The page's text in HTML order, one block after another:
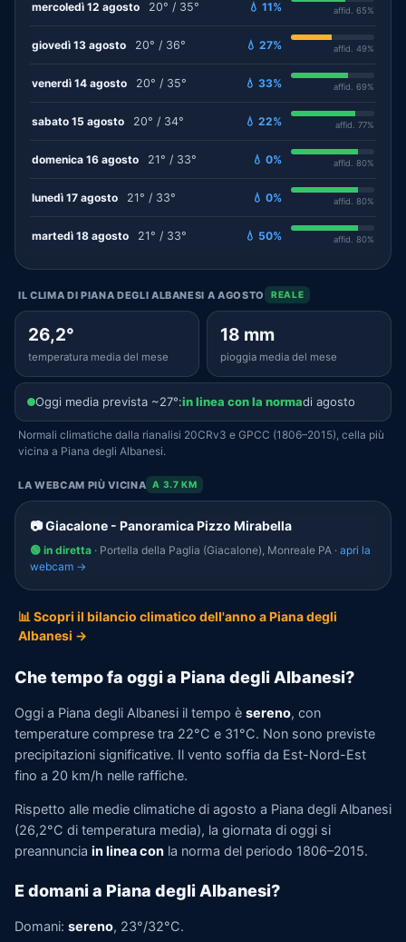
mercoledì 12 agosto 20° / 35° 💧 11% affid. 65%
giovedì 13 agosto 20° / 36° 💧 27% affid. 49%
venerdì 14 agosto 20° / 35° 💧 33% affid. 69%
sabato 15 agosto 20° / 34° 💧 22% affid. 77%
domenica 16 agosto 21° / 33° 💧 0% affid. 80%
lunedì 17 agosto 21° / 33° 💧 0% affid. 80%
martedì 18 agosto 21° / 33° 💧 50% affid. 80%
IL CLIMA DI PIANA DEGLI ALBANESI A AGOSTO REALE
26,2°
temperatura media del mese
18 mm
pioggia media del mese
Oggi media prevista ~27°:in linea con la normadi agosto
Normali climatiche dalla rianalisi 20CRv3 e GPCC (1806–2015), cella più
vicina a Piana degli Albanesi.
LA WEBCAM PIÙ VICINA A 3.7 KM
📷 Giacalone - Panoramica Pizzo Mirabella
🟢 in diretta · Portella della Paglia (Giacalone), Monreale PA · apri la
webcam →
📊 Scopri il bilancio climatico dell'anno a Piana degli
Albanesi →
Che tempo fa oggi a Piana degli Albanesi?
Oggi a Piana degli Albanesi il tempo è sereno, con
temperature comprese tra 22°C e 31°C. Non sono previste
precipitazioni significative. Il vento soffia da Est-Nord-Est
fino a 20 km/h nelle raffiche.
Rispetto alle medie climatiche di agosto a Piana degli Albanesi
(26,2°C di temperatura media), la giornata di oggi si
preannuncia in linea con la norma del periodo 1806–2015.
E domani a Piana degli Albanesi?
Domani: sereno, 23°/32°C.